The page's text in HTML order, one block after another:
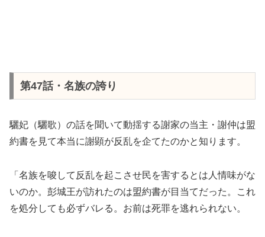
第47話・名族の誇り
驪妃（驪歌）の話を聞いて動揺する謝家の当主・謝仲は盟
約書を見て本当に謝顕が反乱を企てたのかと知ります。
「名族を唆して反乱を起こさせ民を害するとは人情味がな
いのか。彭城王が訪れたのは盟約書が目当てだった。これ
を処分しても必ずバレる。お前は死罪を逃れられない。